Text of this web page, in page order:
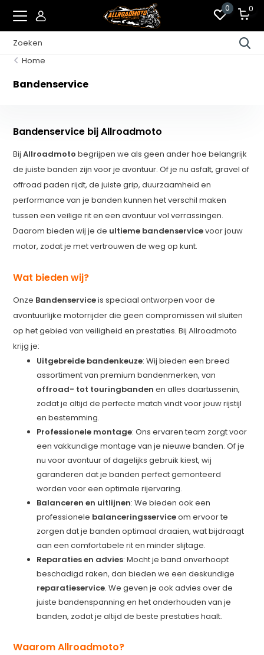
0 0
Home
Bandenservice
Bandenservice bij Allroadmoto
BijAllroadmoto begrijpen we als geen ander hoe belangrijk
de juiste banden zijn voor je avontuur. Of je nu asfalt, gravel of
offroad paden rijdt, de juiste grip, duurzaamheid en
performance van je banden kunnen het verschil maken
tussen een veilige rit en een avontuur vol verrassingen.
Daarom bieden wij je de ultieme bandenservicevoor jouw
motor, zodat je met vertrouwen de weg op kunt.
Wat bieden wij?
Onze Bandenserviceis speciaal ontworpen voor de
avontuurlijke motorrijder die geen compromissen wil sluiten
op het gebied van veiligheid en prestaties. Bij Allroadmoto
krijg je:
Uitgebreide bandenkeuze: Wij bieden een breed
assortiment van premium bandenmerken, van
offroad- tot touringbanden en alles daartussenin,
zodat je altijd de perfecte match vindt voor jouw rijstijl
en bestemming.
Professionele montage: Ons ervaren team zorgt voor
een vakkundige montage van je nieuwe banden. Of je
nu voor avontuur of dagelijks gebruik kiest, wij
garanderen dat je banden perfect gemonteerd
worden voor een optimale rijervaring.
Balanceren en uitlijnen: We bieden ook een
professionele balanceringsserviceom ervoor te
zorgen dat je banden optimaal draaien, wat bijdraagt
aan een comfortabele rit en minder slijtage.
Reparaties en advies: Mocht je band onverhoopt
beschadigd raken, dan bieden we een deskundige
reparatieservice. We geven je ook advies over de
juiste bandenspanning en het onderhouden van je
banden, zodat je altijd de beste prestaties haalt.
Waarom Allroadmoto?